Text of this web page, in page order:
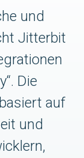
und
Jitterbit
Die
auf
und